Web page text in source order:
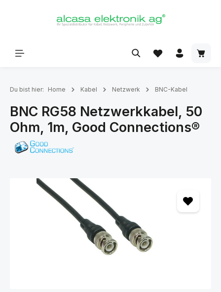
Du bist hier: Home Kabel Netzwerk BNC-Kabel
BNC RG58 Netzwerkkabel, 50
Ohm, 1m, Good Connections®
Bildergalerie überspringen